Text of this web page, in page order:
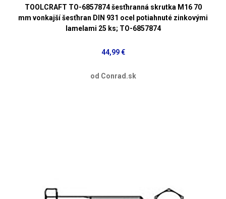
TOOLCRAFT TO-6857874 šesťhranná skrutka M16 70
mm vonkajší šesťhran DIN 931 ocel potiahnuté zinkovými
lamelami 25 ks; TO-6857874
44,99 €
od Conrad.sk